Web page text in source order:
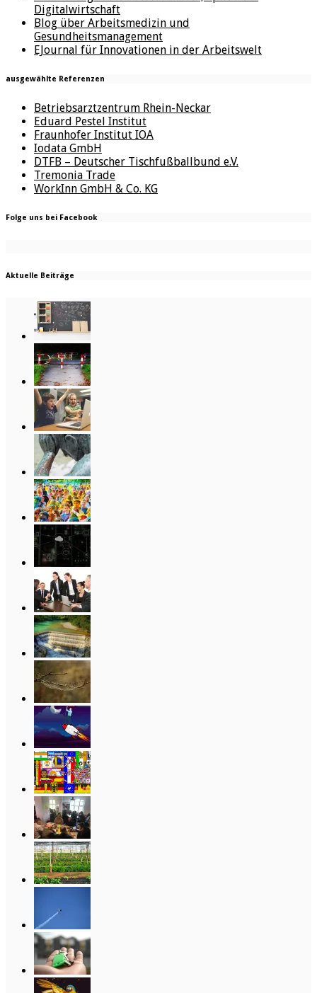
Digitalwirtschaft
Blog über Arbeitsmedizin und
Gesundheitsmanagement
EJournal für Innovationen in der Arbeitswelt
ausgewählte Referenzen
Betriebsarztzentrum Rhein-Neckar
Eduard Pestel Institut
Fraunhofer Institut IOA
Iodata GmbH
DTFB – Deutscher Tischfußballbund e.V.
Tremonia Trade
WorkInn GmbH & Co. KG
Folge uns bei Facebook
Aktuelle Beiträge